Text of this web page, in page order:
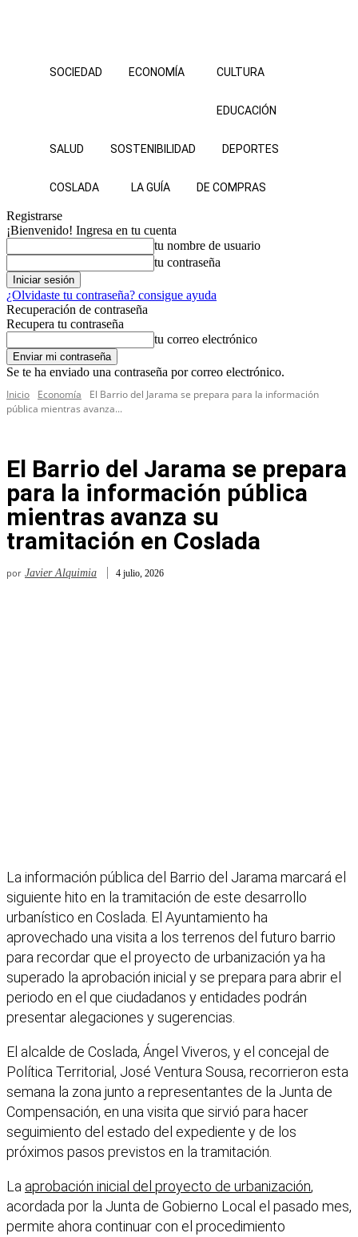
SOCIEDAD ECONOMÍA CULTURA
EDUCACIÓN
SALUD SOSTENIBILIDAD DEPORTES
COSLADA LA GUÍA DE COMPRAS
Registrarse
¡Bienvenido! Ingresa en tu cuenta
tu nombre de usuario
tu contraseña
¿Olvidaste tu contraseña? consigue ayuda
Recuperación de contraseña
Recupera tu contraseña
tu correo electrónico
Se te ha enviado una contraseña por correo electrónico.
Inicio
Economía
El Barrio del Jarama se prepara para la información
pública mientras avanza...
El Barrio del Jarama se prepara
para la información pública
mientras avanza su
tramitación en Coslada
por Javier Alquimia 4 julio, 2026
La información pública del Barrio del Jarama marcará el
siguiente hito en la tramitación de este desarrollo
urbanístico en Coslada. El Ayuntamiento ha
aprovechado una visita a los terrenos del futuro barrio
para recordar que el proyecto de urbanización ya ha
superado la aprobación inicial y se prepara para abrir el
periodo en el que ciudadanos y entidades podrán
presentar alegaciones y sugerencias.
El alcalde de Coslada, Ángel Viveros, y el concejal de
Política Territorial, José Ventura Sousa, recorrieron esta
semana la zona junto a representantes de la Junta de
Compensación, en una visita que sirvió para hacer
seguimiento del estado del expediente y de los
próximos pasos previstos en la tramitación.
La aprobación inicial del proyecto de urbanización,
acordada por la Junta de Gobierno Local el pasado mes,
permite ahora continuar con el procedimiento